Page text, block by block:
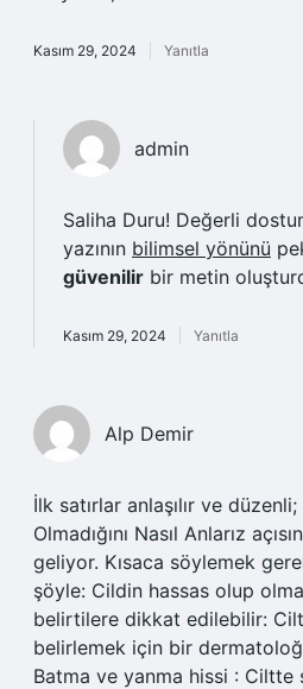
Kasım 29, 2024 Yanıtla
admin
Saliha Duru! Değerli
yazının bilimsel yönünü
güvenilir bir metin
Kasım 29, 2024 Yanıtla
Alp Demir
İlk satırlar anlaşılır ve
Olmadığını Nasıl Anlarız
geliyor. Kısaca söylemek
şöyle: Cildin hassas olup
belirtilere dikkat edilebilir:
belirlemek için bir
Batma ve yanma hissi : Ciltte